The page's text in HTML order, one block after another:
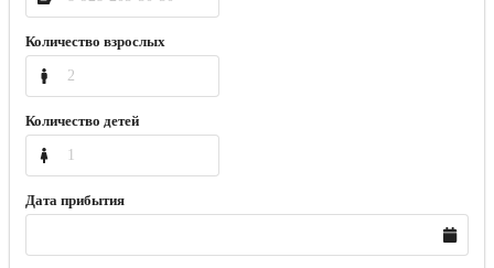
Количество взрослых
Количество детей
Дата прибытия